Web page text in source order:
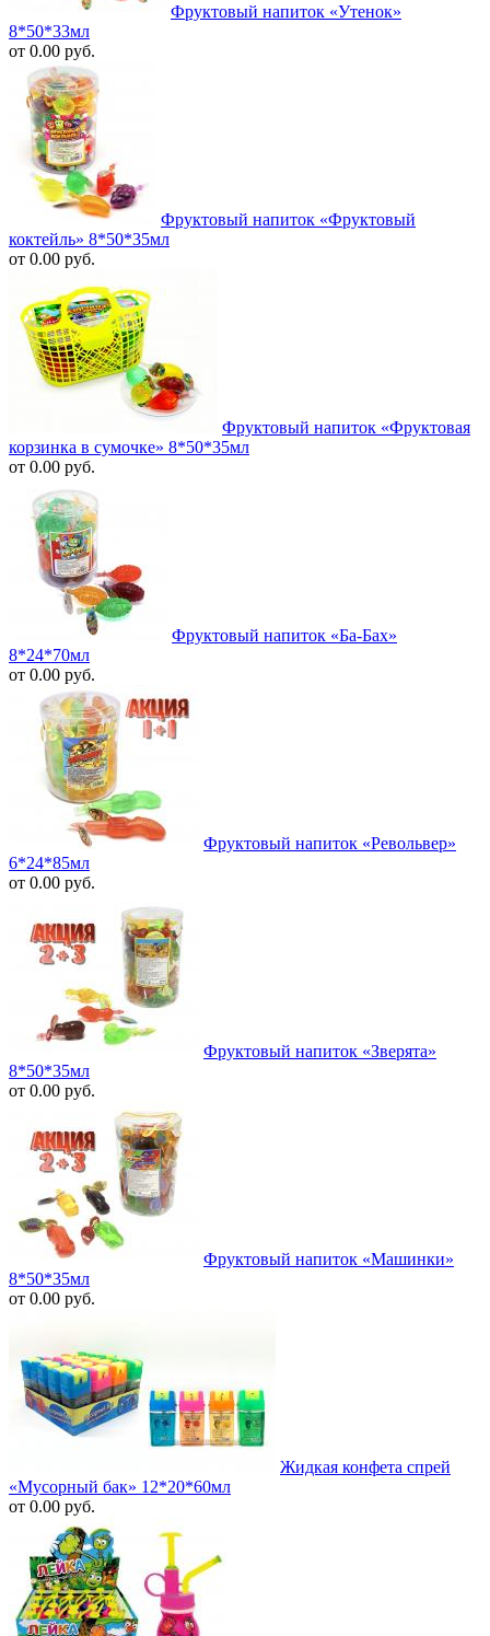
Фруктовый напиток «Утенок»
8*50*33мл
от 0.00 руб.
Фруктовый напиток «Фруктовый
коктейль» 8*50*35мл
от 0.00 руб.
Фруктовый напиток «Фруктовая
корзинка в сумочке» 8*50*35мл
от 0.00 руб.
Фруктовый напиток «Ба-Бах»
8*24*70мл
от 0.00 руб.
Фруктовый напиток «Револьвер»
6*24*85мл
от 0.00 руб.
Фруктовый напиток «Зверята»
8*50*35мл
от 0.00 руб.
Фруктовый напиток «Машинки»
8*50*35мл
от 0.00 руб.
Жидкая конфета спрей
«Мусорный бак» 12*20*60мл
от 0.00 руб.